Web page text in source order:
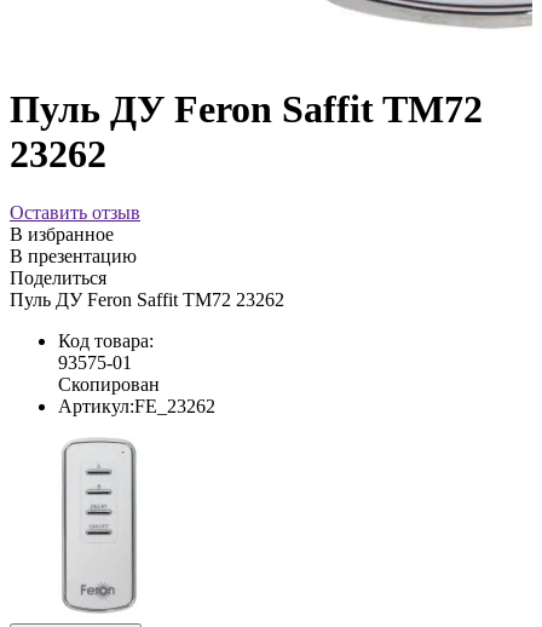
Пуль ДУ Feron Saffit TM72
23262
Оставить отзыв
В избранное
В презентацию
Поделиться
Пуль ДУ Feron Saffit TM72 23262
Код товара:
93575-01
Скопирован
Артикул:FE_23262